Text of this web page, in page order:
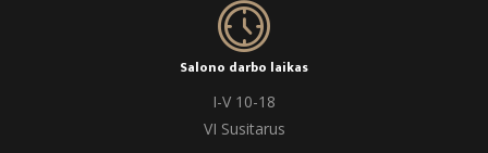
Salono darbo laikas
I-V 10-18
VI Susitarus